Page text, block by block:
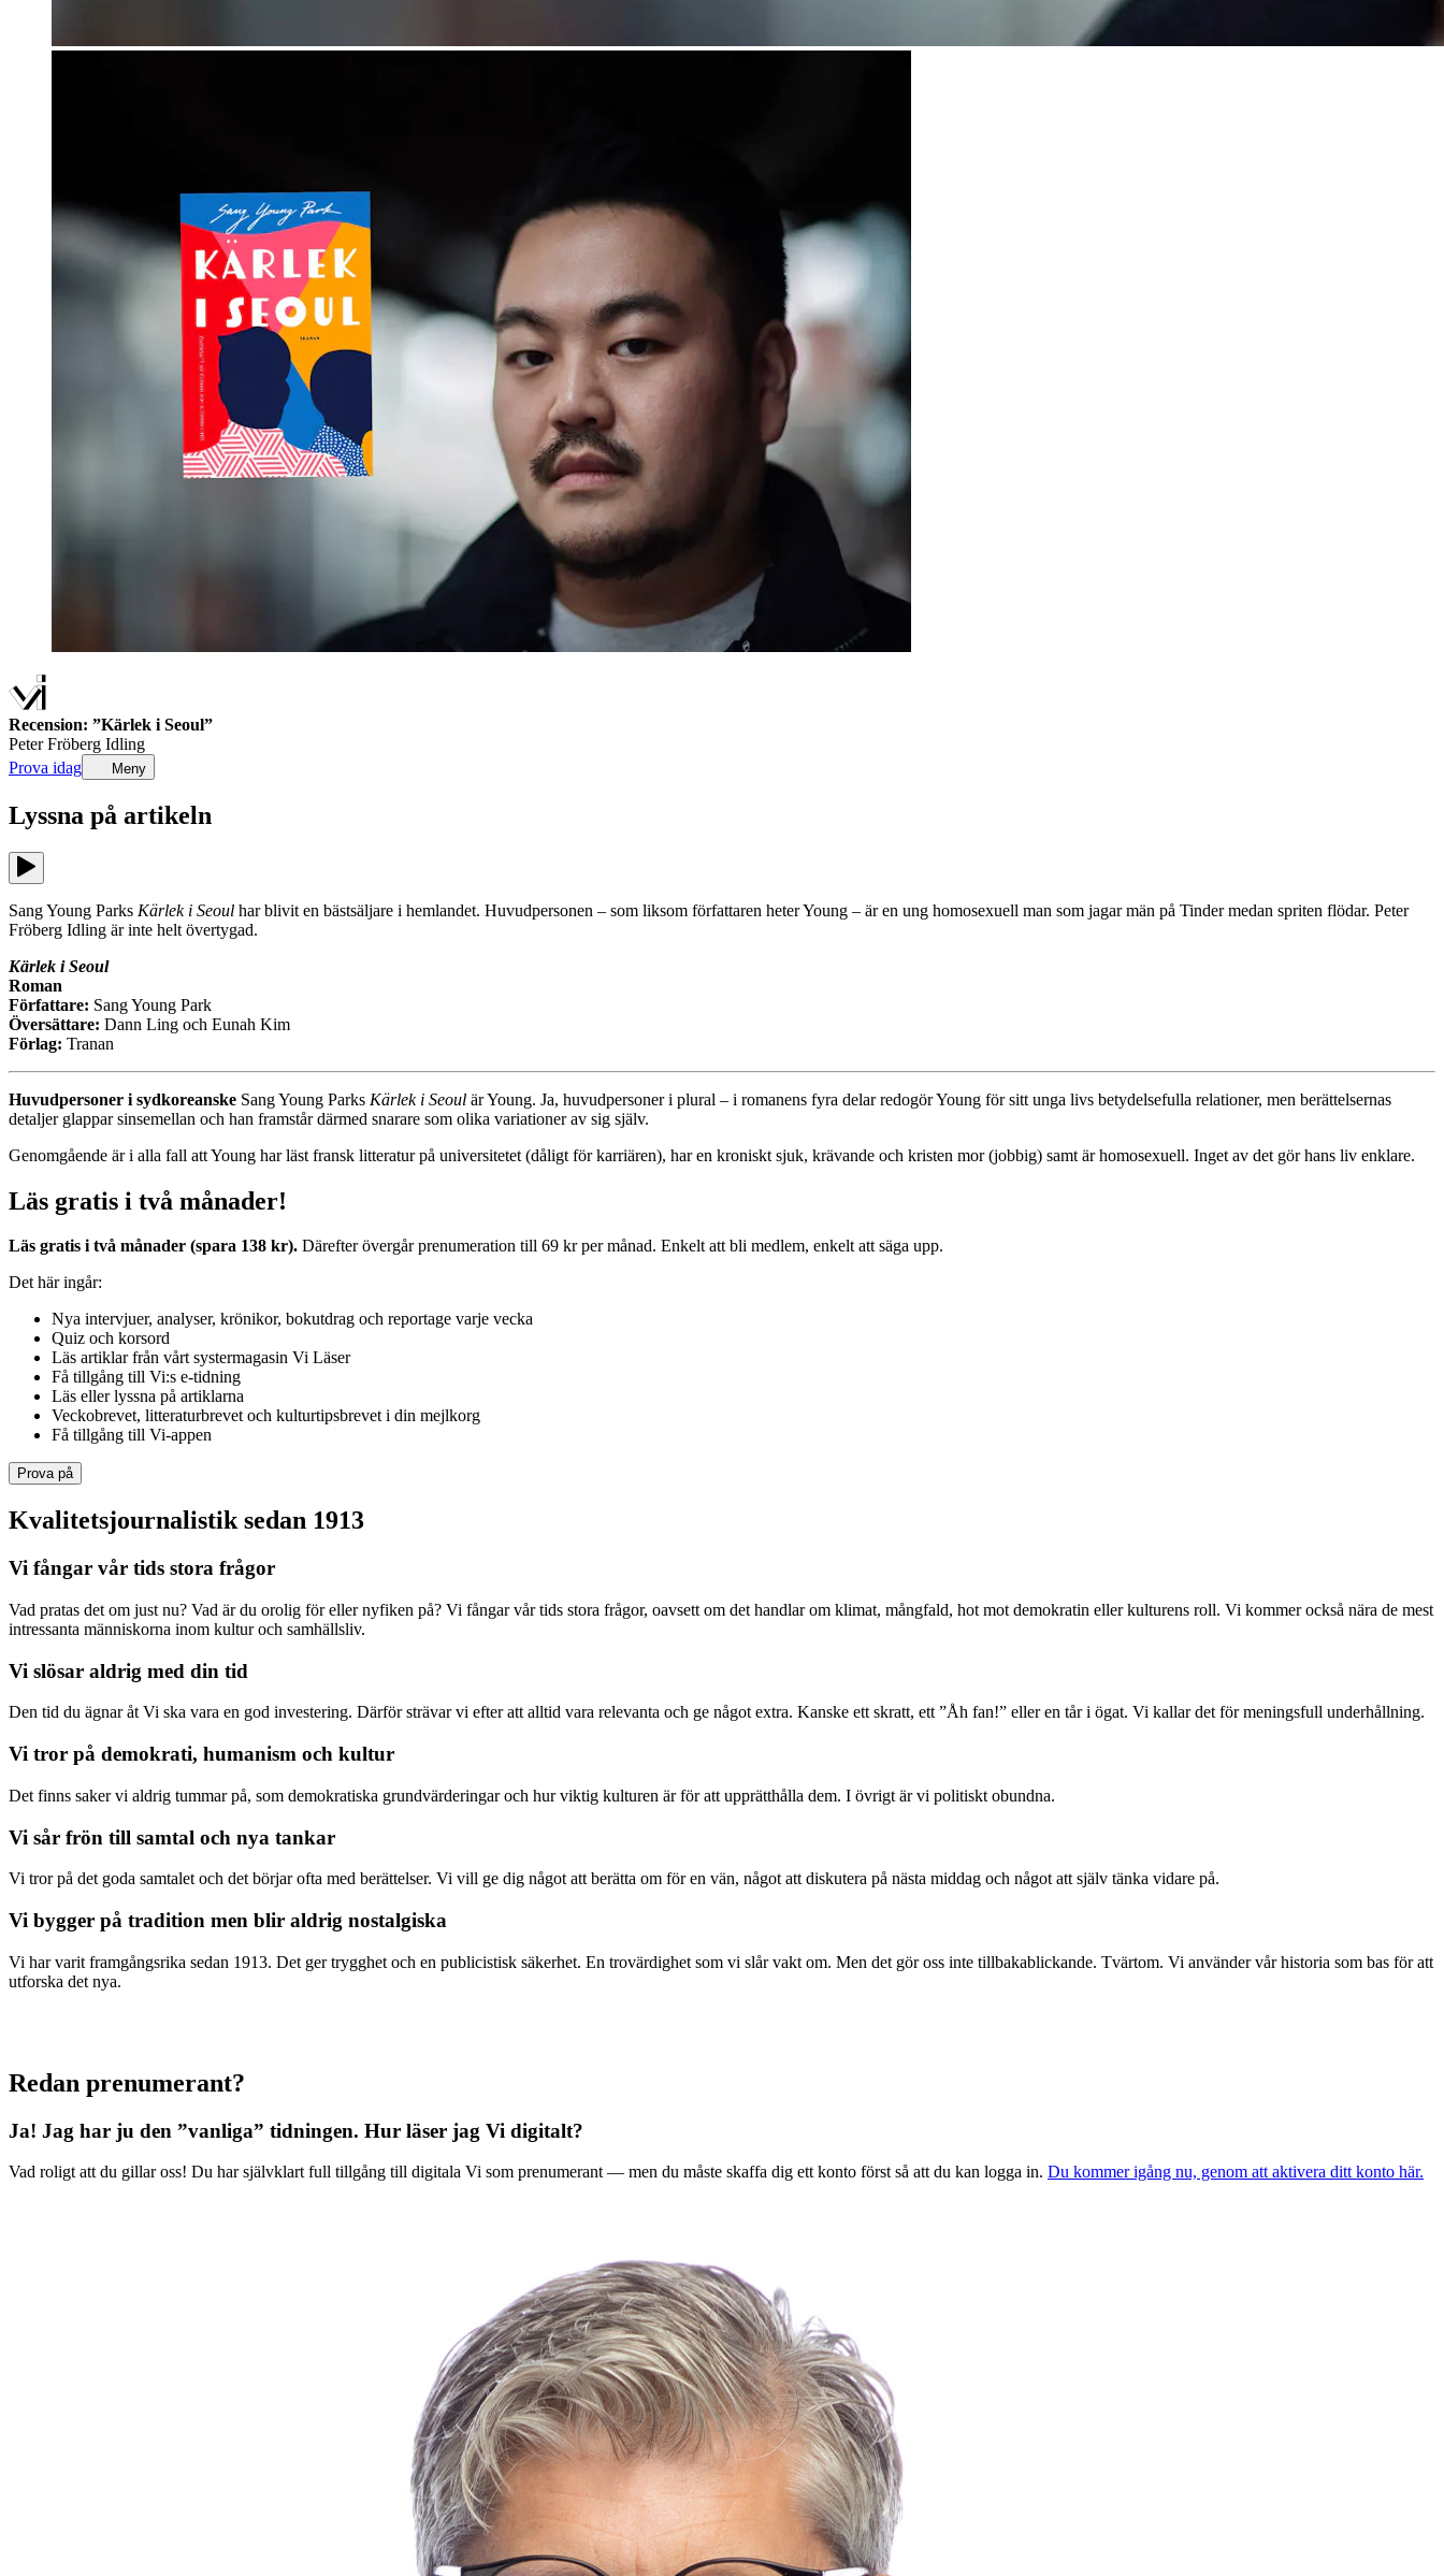
Recension: ”Kärlek i Seoul”
Peter Fröberg Idling
Prova idag
Meny
Lyssna på artikeln
Sang Young Parks Kärlek i Seoul har blivit en bästsäljare i hemlandet. Huvudpersonen – som liksom författaren heter Young – är en ung homosexuell man som jagar män på Tinder medan spriten flödar. Peter
Fröberg Idling är inte helt övertygad.
Kärlek i Seoul
Roman
Författare: Sang Young Park
Översättare: Dann Ling och Eunah Kim
Förlag: Tranan
Huvudpersoner i sydkoreanske Sang Young Parks Kärlek i Seoul är Young. Ja, huvudpersoner i plural – i romanens fyra delar redogör Young för sitt unga livs betydelsefulla relationer, men berättelsernas
detaljer glappar sinsemellan och han framstår därmed snarare som olika variationer av sig själv.
Genomgående är i alla fall att Young har läst fransk litteratur på universitetet (dåligt för karriären), har en kroniskt sjuk, krävande och kristen mor (jobbig) samt är homosexuell. Inget av det gör hans liv enklare.
Läs gratis i två månader!
Läs gratis i två månader (spara 138 kr). Därefter övergår prenumeration till 69 kr per månad. Enkelt att bli medlem, enkelt att säga upp.
Det här ingår:
Nya intervjuer, analyser, krönikor, bokutdrag och reportage varje vecka
Quiz och korsord
Läs artiklar från vårt systermagasin Vi Läser
Få tillgång till Vi:s e-tidning
Läs eller lyssna på artiklarna
Veckobrevet, litteraturbrevet och kulturtipsbrevet i din mejlkorg
Få tillgång till Vi-appen
Prova på
Kvalitetsjournalistik sedan 1913
Vi fångar vår tids stora frågor
Vad pratas det om just nu? Vad är du orolig för eller nyfiken på? Vi fångar vår tids stora frågor, oavsett om det handlar om klimat, mångfald, hot mot demokratin eller kulturens roll. Vi kommer också nära de mest
intressanta människorna inom kultur och samhällsliv.
Vi slösar aldrig med din tid
Den tid du ägnar åt Vi ska vara en god investering. Därför strävar vi efter att alltid vara relevanta och ge något extra. Kanske ett skratt, ett ”Åh fan!” eller en tår i ögat. Vi kallar det för meningsfull underhållning.
Vi tror på demokrati, humanism och kultur
Det finns saker vi aldrig tummar på, som demokratiska grundvärderingar och hur viktig kulturen är för att upprätthålla dem. I övrigt är vi politiskt obundna.
Vi sår frön till samtal och nya tankar
Vi tror på det goda samtalet och det börjar ofta med berättelser. Vi vill ge dig något att berätta om för en vän, något att diskutera på nästa middag och något att själv tänka vidare på.
Vi bygger på tradition men blir aldrig nostalgiska
Vi har varit framgångsrika sedan 1913. Det ger trygghet och en publicistisk säkerhet. En trovärdighet som vi slår vakt om. Men det gör oss inte tillbakablickande. Tvärtom. Vi använder vår historia som bas för att
utforska det nya.
Redan prenumerant?
Ja! Jag har ju den ”vanliga” tidningen. Hur läser jag Vi digitalt?
Vad roligt att du gillar oss! Du har självklart full tillgång till digitala Vi som prenumerant — men du måste skaffa dig ett konto först så att du kan logga in. Du kommer igång nu, genom att aktivera ditt konto här.